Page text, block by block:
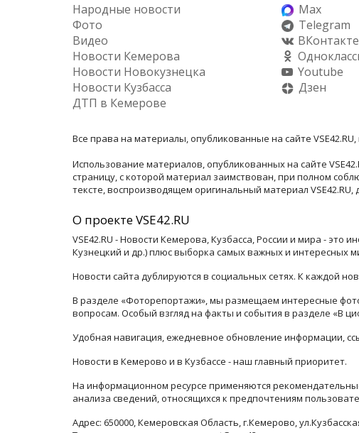
Народные новости
Фото
Видео
Новости Кемерова
Новости Новокузнецка
Новости Кузбасса
ДТП в Кемерове
Max
Telegram
ВКонтакте
Youtube
Дзен
Все права на материалы, опубликованные на сайте
Использование материалов, опубликованных на сайте
страницу, с которой материал заимствован, при полном
тексте, воспроизводящем оригинальный материал VSE42.RU,
О проекте VSE42.RU
VSE42.RU - Новости Кемерова, Кузбасса, России и мира -
Кузнецкий и др.) плюс выборка самых важных и интересных
Новости сайта дублируются в социальных сетях. К каждой
В разделе «Фоторепортажи», мы размещаем интересные
вопросам. Особый взгляд на факты и события в разделе «В
Удобная навигация, ежедневное обновление информации,
Новости в Кемерово и в Кузбассе - наш главный приоритет.
На информационном ресурсе применяются
анализа сведений, относящихся к предпочтениям
Адрес: 650000, Кемеровская Область, г.Кемерово,